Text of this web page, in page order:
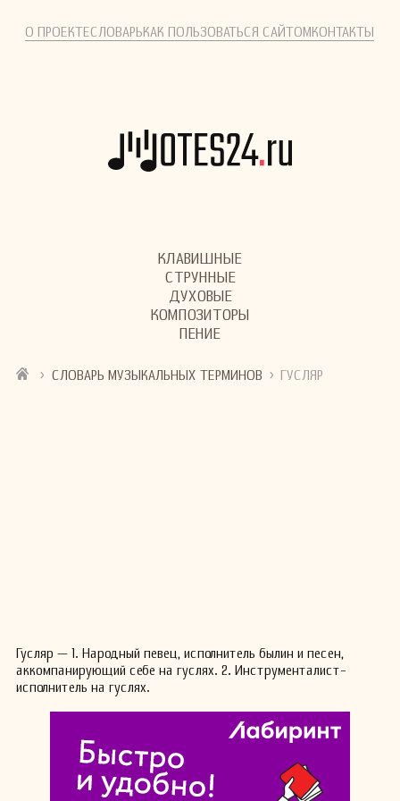
О ПРОЕКТЕСЛОВАРЬКАК ПОЛЬЗОВАТЬСЯ САЙТОМКОНТАКТЫ
КЛАВИШНЫЕ
СТРУННЫЕ
ДУХОВЫЕ
КОМПОЗИТОРЫ
ПЕНИЕ
› СЛОВАРЬ МУЗЫКАЛЬНЫХ ТЕРМИНОВ › ГУСЛЯР
Гусляр — 1. Народный певец, исполнитель былин и песен,
аккомпанирующий себе на гуслях. 2. Инструменталист-
исполнитель на гуслях.